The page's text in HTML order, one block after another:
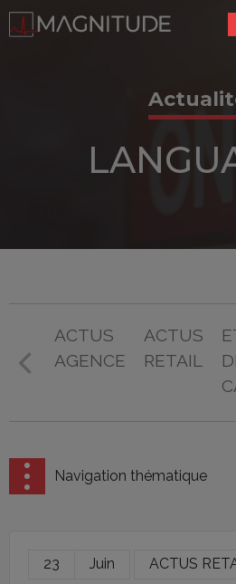
Panneau de gestion des cookies
ACTUS
AGENCE
ACTUS
RETAIL
Navigation thématique
23 Juin ACTUS